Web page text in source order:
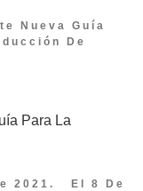
Nueva Guía
De
Para La
2021. El 8 De